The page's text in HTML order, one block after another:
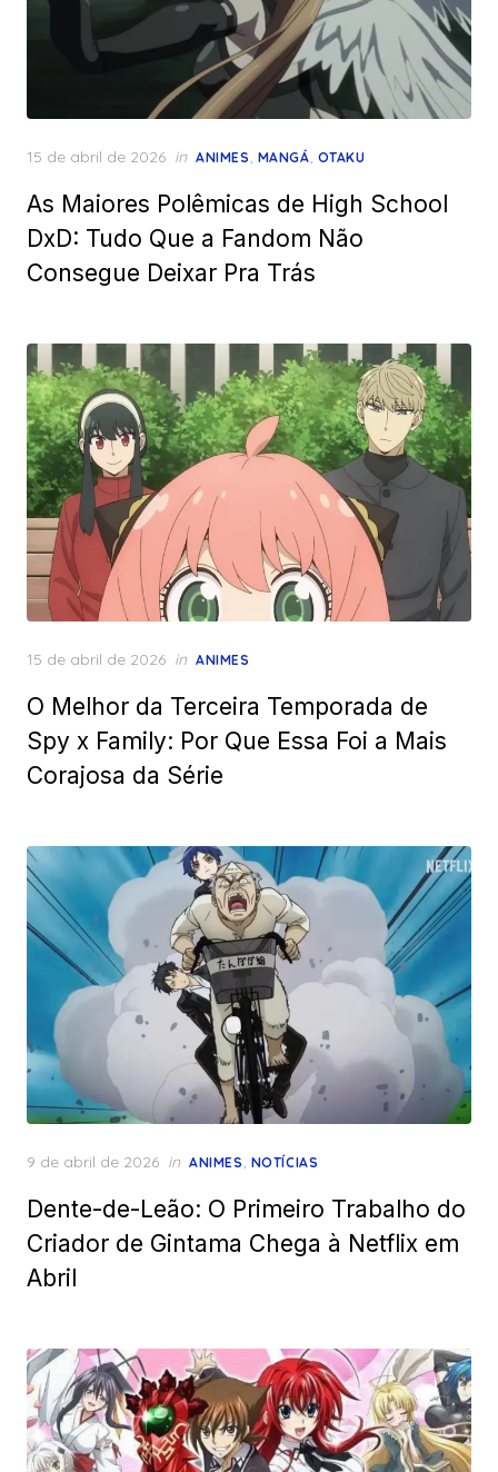
Posted
15 de abril de 2026 in ANIMES, MANGÁ, OTAKU
As Maiores Polêmicas de High School
DxD: Tudo Que a Fandom Não
Consegue Deixar Pra Trás
Posted
15 de abril de 2026 in ANIMES
O Melhor da Terceira Temporada de
Spy x Family: Por Que Essa Foi a Mais
Corajosa da Série
Posted
9 de abril de 2026 in ANIMES, NOTÍCIAS
Dente-de-Leão: O Primeiro Trabalho do
Criador de Gintama Chega à Netflix em
Abril